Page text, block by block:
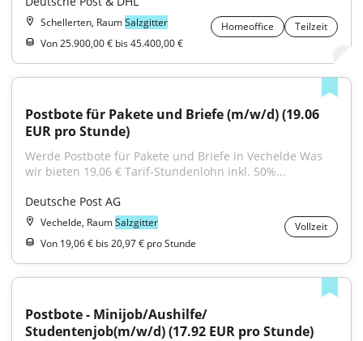
Schellerten, RaumSalzgitter Homeoffice
Teilzeit
Von 25.900,00 € bis 45.400,00 €
Postbote für Pakete und Briefe (m/w/d) (19.06
EUR pro Stunde)
Werde Postbote für Pakete und Briefe in Vechelde Was
wir bieten 19,06 € Tarif-Stundenlohn inkl. 50%...
Deutsche Post AG
Vechelde, RaumSalzgitter
Vollzeit
Von 19,06 € bis 20,97 € pro Stunde
Postbote - Minijob/Aushilfe/
Studentenjob(m/w/d) (17.92 EUR pro Stunde)